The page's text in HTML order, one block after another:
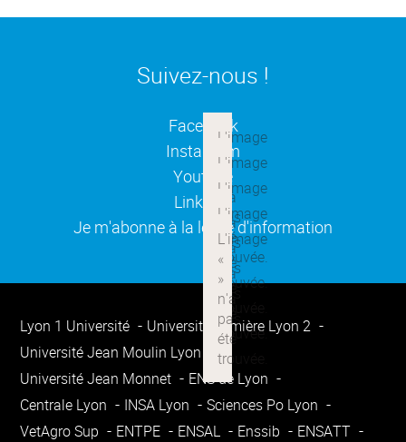
Suivez-nous !
Facebook(ouverture dans une
Instagram(ouverture dans une
Youtube(ouverture dans une
Linkedin
(ouverture dans une
Je m'abonne à la lettre d'information
(ouverture dans une
Lyon 1 Université
Université Lumière Lyon 2
Université Jean Moulin Lyon 3
Université Jean Monnet
ENS de Lyon
Centrale Lyon
INSA Lyon
Sciences Po Lyon
VetAgro Sup
ENTPE ENSAL Enssib
ENSATT